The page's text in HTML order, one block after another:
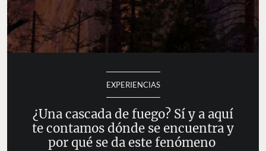
EXPERIENCIAS
¿Una cascada de fuego? Sí y a aquí
te contamos dónde se encuentra y
por qué se da este fenómeno